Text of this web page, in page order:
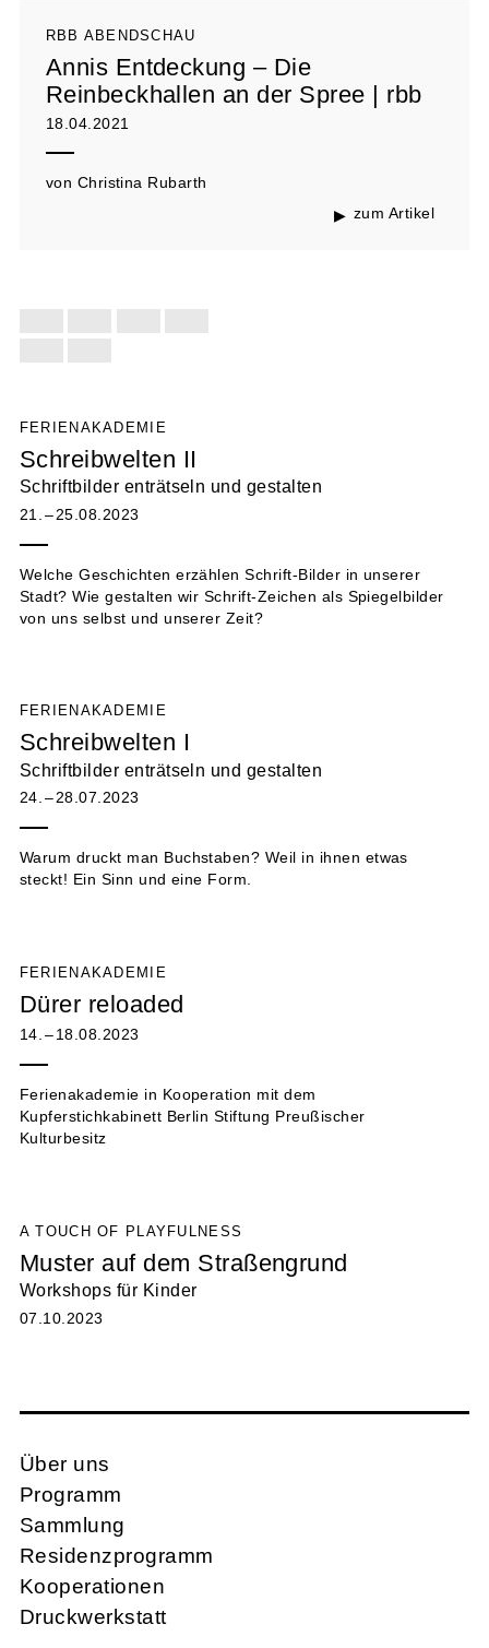
RBB ABENDSCHAU
Annis Entdeckung – Die
Reinbeckhallen an der Spree | rbb
18.04.2021
von Christina Rubarth
zum Artikel
FERIENAKADEMIE
Schreibwelten II
Schriftbilder enträtseln und gestalten
21. – 25.08.2023
Welche Geschichten erzählen Schrift-Bilder in unserer
Stadt? Wie gestalten wir Schrift-Zeichen als Spiegelbilder
von uns selbst und unserer Zeit?
FERIENAKADEMIE
Schreibwelten I
Schriftbilder enträtseln und gestalten
24. – 28.07.2023
Warum druckt man Buchstaben? Weil in ihnen etwas
steckt! Ein Sinn und eine Form.
FERIENAKADEMIE
Dürer reloaded
14. – 18.08.2023
Ferienakademie in Kooperation mit dem
Kupferstichkabinett Berlin Stiftung Preußischer
Kulturbesitz
A TOUCH OF PLAYFULNESS
Muster auf dem Straßengrund
Workshops für Kinder
07.10.2023
Über uns
Programm
Sammlung
Residenzprogramm
Kooperationen
Druckwerkstatt